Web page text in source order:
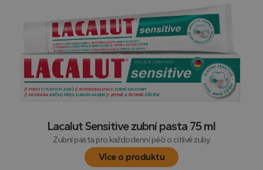
Lacalut Sensitive zubní pasta 75 ml
Zubní pasta pro každodenní péči o citlivé zuby.
Více o produktu